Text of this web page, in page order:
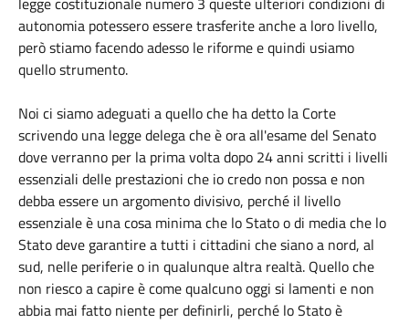
autonomia potessero essere trasferite anche a loro livello,
però stiamo facendo adesso le riforme e quindi usiamo
quello strumento.
Noi ci siamo adeguati a quello che ha detto la Corte
scrivendo una legge delega che è ora all'esame del Senato
dove verranno per la prima volta dopo 24 anni scritti i livelli
essenziali delle prestazioni che io credo non possa e non
debba essere un argomento divisivo, perché il livello
essenziale è una cosa minima che lo Stato o di media che lo
Stato deve garantire a tutti i cittadini che siano a nord, al
sud, nelle periferie o in qualunque altra realtà. Quello che
non riesco a capire è come qualcuno oggi si lamenti e non
abbia mai fatto niente per definirli, perché lo Stato è